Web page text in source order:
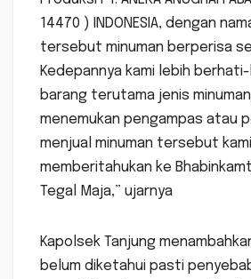
14470 ) INDONESIA, dengan
tersebut minuman berperisa
Kedepannya kami lebih
barang terutama jenis
menemukan pengampas atau
menjual minuman tersebut
memberitahukan ke
Tegal Maja,” ujarnya
Kapolsek Tanjung
belum diketahui pasti